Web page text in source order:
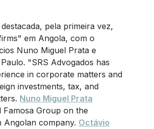
pela primeira vez,
em Angola, com o
Nuno Miguel Prata e
"SRS Advogados has
in corporate matters and
investments, tax, and
Nuno Miguel Prata
Famosa Group on the
Angolan company. Octávio